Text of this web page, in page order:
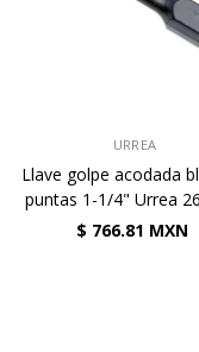
URREA
Llave golpe acodada
puntas 1-1/4" Urrea
$ 766.81 MXN